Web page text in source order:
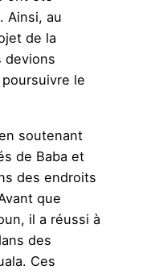
Ainsi, au
de la
devions
le
soutenant
de Baba et
des endroits
que
il a réussi à
des
Ces